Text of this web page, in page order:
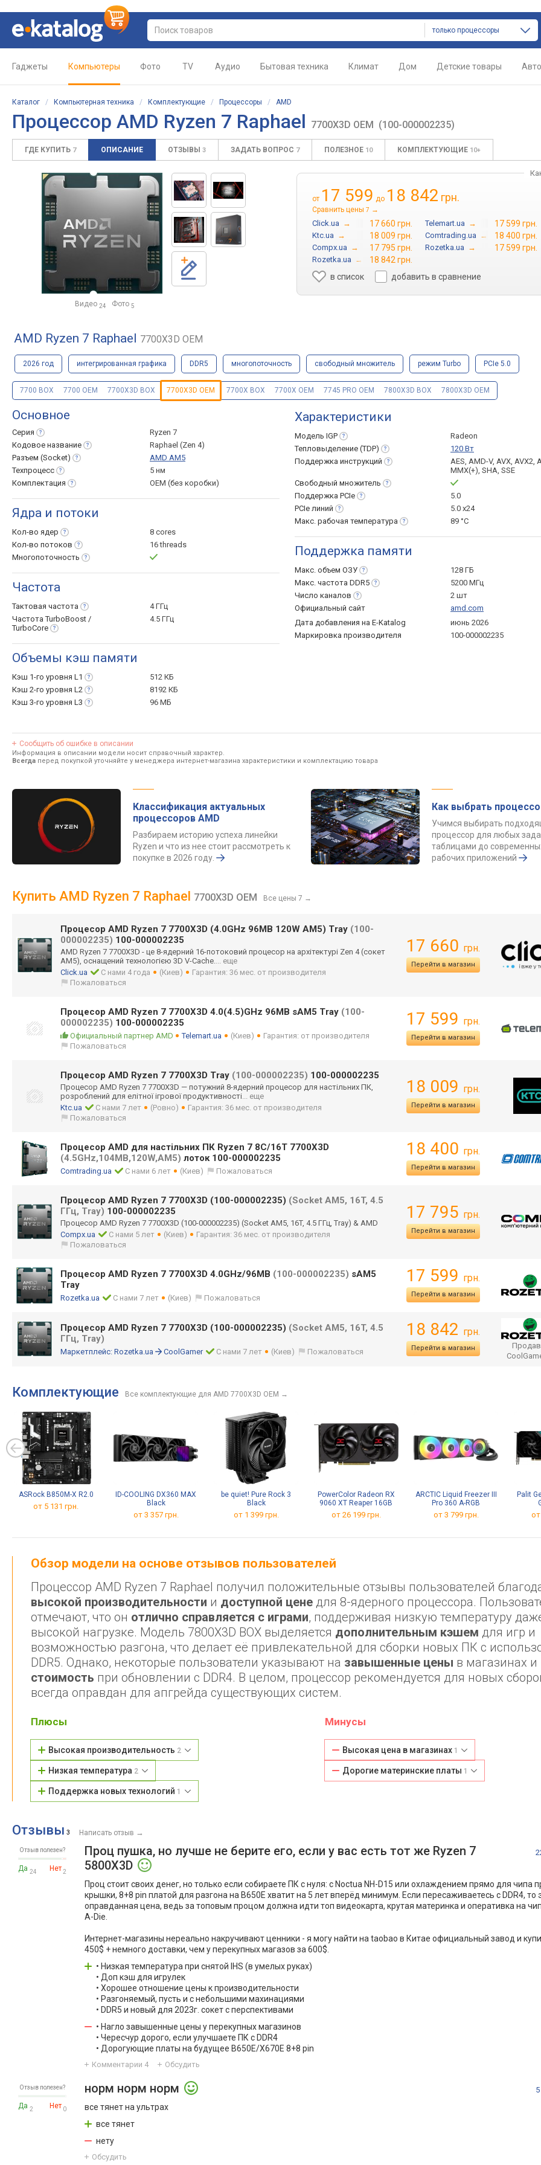
только процессоры
Гаджеты Компьютеры Фото TV Аудио Бытовая техника Климат Дом Детские товары Авто
Каталог / Компьютерная техника / Комплектующие / Процессоры / AMD
Процессор AMD Ryzen 7 Raphael 7700X3D OEM (100-000002235)
ГДЕ КУПИТЬ 7 ОПИСАНИЕ ОТЗЫВЫ 3 ЗАДАТЬ ВОПРОС 7 ПОЛЕЗНОЕ 10 КОМПЛЕКТУЮЩИЕ 10+
Видео 24 Фото 5
от 17 599 до 18 842 грн.
Сравнить цены 7 →
Click.ua → 17 660 грн. Telemart.ua → 17 599 грн.
Ktc.ua → 18 009 грн. Comtrading.ua → 18 400 грн.
Compx.ua → 17 795 грн. Rozetka.ua → 17 599 грн.
Rozetka.ua →
18 842 грн.
в список
добавить в сравнение
AMD Ryzen 7 Raphael 7700X3D OEM
2026 год интегрированная графика DDR5 многопоточность свободный множитель режим Turbo PCIe 5.0
7700 BOX 7700 OEM 7700X3D BOX 7700X3D OEM 7700X BOX 7700X OEM 7745 PRO OEM 7800X3D BOX 7800X3D OEM
Основное
Серия
Ryzen 7
Кодовое название
Raphael (Zen 4)
Разъем (Socket)
AMD AM5
Техпроцесс
5 нм
Комплектация
OEM (без коробки)
Ядра и потоки
Кол-во ядер
8 cores
Кол-во потоков
16 threads
Многопоточность
Частота
Тактовая частота
4 ГГц
Частота TurboBoost /
TurboCore
4.5 ГГц
Объемы кэш памяти
Кэш 1-го уровня L1
512 КБ
Кэш 2-го уровня L2
8192 КБ
Кэш 3-го уровня L3 96 МБ
Характеристики
Модель IGP
Radeon
Тепловыделение (TDP)
120 Вт
Поддержка инструкций
AES, AMD-V, AVX, AVX2,
MMX(+), SHA, SSE
Свободный множитель
Поддержка PCIe
5.0
PCIe линий
5.0 x24
Макс. рабочая температура 89 °С
Поддержка памяти
Макс. объем ОЗУ
128 ГБ
Макс. частота DDR5
5200 МГц
Число каналов
2 шт
Официальный сайт
amd.com
Дата добавления на E-Katalog
июнь 2026
Маркировка производителя
100-000002235
Сообщить об ошибке в описании
Информация в описании модели носит справочный характер.
Всегда перед покупкой уточняйте у менеджера интернет-магазина характеристики и комплектацию товара
Классификация актуальных
процессоров AMD
Разбираем историю успеха линейки
Ryzen и что из нее стоит рассмотреть к
покупке в 2026 году.
Как выбрать
Учимся выбирать
процессор для любых
таблицами до
рабочих приложений
Купить AMD Ryzen 7 Raphael 7700X3D OEM Все цены 7 →
Процесор AMD Ryzen 7 7700X3D (4.0GHz 96MB 120W AM5) Tray (100-
000002235) 100-000002235
AMD Ryzen 7 7700X3D - це 8-ядерний 16-потоковий процесор на архітектурі Zen 4 (сокет
AM5), оснащений технологією 3D V-Cache.... еще
Click.ua
С нами 4 года (Киев)
Гарантия: 36 мес. от производителя
Пожаловаться
17 660 грн.
Перейти в магазин
Процесор AMD Ryzen 7 7700X3D 4.0(4.5)GHz 96MB sAM5 Tray (100-
000002235) 100-000002235
Официальный партнер AMD Telemart.ua (Киев)
Гарантия: от производителя
Пожаловаться
17 599 грн.
Перейти в магазин
Процесор AMD Ryzen 7 7700X3D Tray (100-000002235) 100-000002235
Процесор AMD Ryzen 7 7700X3D — потужний 8-ядерний процесор для настільних ПК,
розроблений для елітної ігрової продуктивності... еще
Ktc.ua
С нами 7 лет (Ровно)
Гарантия: 36 мес. от производителя
Пожаловаться
18 009 грн.
Перейти в магазин
Процесор AMD для настільних ПК Ryzen 7 8C/16T 7700X3D
(4.5GHz,104MB,120W,AM5) лоток 100-000002235
Comtrading.ua С нами 6 лет (Киев) Пожаловаться
18 400 грн.
Перейти в магазин
Процесор AMD Ryzen 7 7700X3D (100-000002235) (Socket AM5, 16T, 4.5
ГГц, Tray) 100-000002235
Процесор AMD Ryzen 7 7700X3D (100-000002235) (Socket AM5, 16T, 4.5 ГГц, Tray) & AMD
Compx.ua
С нами 5 лет (Киев)
Гарантия: 36 мес. от производителя
Пожаловаться
17 795 грн.
Перейти в магазин
Процесор AMD Ryzen 7 7700X3D 4.0GHz/96MB (100-000002235) sAM5
Tray
Rozetka.ua С нами 7 лет (Киев) Пожаловаться
17 599 грн.
Перейти в магазин
Процесор AMD Ryzen 7 7700X3D (100-000002235) (Socket AM5, 16T, 4.5
ГГц, Tray)
Маркетплейс: Rozetka.ua CoolGamer С нами 7 лет (Киев) Пожаловаться
18 842 грн.
Перейти в магазин
Комплектующие Все комплектующие для AMD 7700X3D OEM →
ASRock B850M-X R2.0
от 5 131 грн.
ID-COOLING DX360 MAX
Black
от 3 357 грн.
be quiet! Pure Rock 3
Black
от 1 399 грн.
PowerColor Radeon RX
9060 XT Reaper 16GB
от 26 199 грн.
ARCTIC Liquid Freezer III
Pro 360 A-RGB
от 3 799 грн.
Palit
Обзор модели на основе отзывов пользователей
Процессор AMD Ryzen 7 Raphael получил положительные отзывы пользователей
высокой производительности и доступной цене для 8-ядерного процессора.
отмечают, что он отлично справляется с играми, поддерживая низкую температуру
высокой нагрузке. Модель 7800X3D BOX выделяется дополнительным кэшем для игр и
возможностью разгона, что делает её привлекательной для сборки новых ПК с
DDR5. Однако, некоторые пользователи указывают на завышенные цены в магазинах и
стоимость при обновлении с DDR4. В целом, процессор рекомендуется для новых
всегда оправдан для апгрейда существующих систем.
Плюсы
Высокая производительность 2
Низкая температура 2
Поддержка новых технологий 1
Минусы
Высокая цена в магазинах 1
Дорогие материнские платы 1
Отзывы 3 Написать отзыв →
Отзыв полезен?
Да 24 Нет 2
Проц пушка, но лучше не берите его, если у вас есть тот же Ryzen 7
5800X3D
Проц стоит своих денег, но только если собираете ПК с нуля: с Noctua NH-D15 или охлаждением прямо для чипа
крышки, 8+8 pin платой для разгона на B650E хватит на 5 лет вперёд минимум. Если пересаживаетесь с DDR4, то
оправданная цена, ведь за топовым процом должна идти топ видеокарта, крутая материнка и оперативка на
A-Die.
Интернет-магазины нереально накручивают ценники - я могу найти на taobao в Китае официальный завод и
450$ + немного доставки, чем у перекупных магазов за 600$.
• Низкая температура при снятой IHS (в умелых руках)
• Доп кэш для игрулек
• Хорошее отношение цены к производительности
• Разгоняемый, пусть и с небольшими махинациями
• DDR5 и новый для 2023г. сокет с перспективами
• Нагло завышенные цены у перекупных магазинов
• Чересчур дорого, если улучшаете ПК с DDR4
• Дорогующие платы на будущее B650E/X670E 8+8 pin
Комментарии 4 Обсудить
Отзыв полезен?
Да 2 Нет 0
норм норм норм
все тянет на ультрах
все тянет
нету
Обсудить